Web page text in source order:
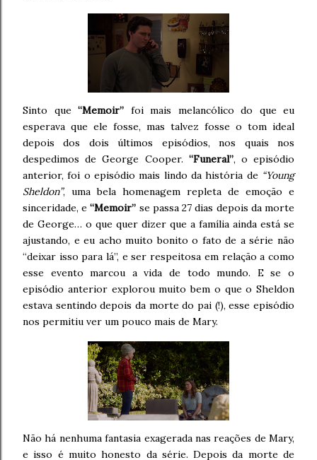
Sinto que “Memoir” foi mais melancólico do que eu
esperava que ele fosse, mas talvez fosse o tom ideal
depois dos dois últimos episódios, nos quais nos
despedimos de George Cooper. “Funeral”, o episódio
anterior, foi o episódio mais lindo da história de “Young
Sheldon”, uma bela homenagem repleta de emoção e
sinceridade, e“Memoir” se passa 27 dias depois da morte
de George… o que quer dizer que a família ainda está se
ajustando, e eu acho muito bonito o fato de a série não
“deixar isso para lá”, e ser respeitosa em relação a como
esse evento marcou a vida de todo mundo. E se o
episódio anterior explorou muito bem o que o Sheldon
estava sentindo depois da morte do pai (!), esse episódio
nos permitiu ver um pouco mais de Mary.
Não há nenhuma fantasia exagerada nas reações de Mary,
e isso é muito honesto da série. Depois da morte de